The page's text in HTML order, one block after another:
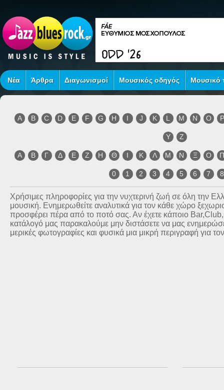
Νέα Άρθρα Διαγωνισμοί Μουσικός οδηγός Μουσικό
A B C D E F G H I J K L M N O P
Y Z
Α Β Γ Δ Ε Ζ Η Θ Ι Κ Λ Μ Ν Ξ Ο
0 1 2 3 4 5 6 7 8
Χρήσιμες πληροφορίες για την νυχτερινή ζωή σε όλη την
μουσική. Ενημερωθείτε αναλυτικά για τον κάθε χώρο
προσφέρει πέρα από το ποτό σας. Αν έχετε κάποιο
κατάλογό μας παρακαλούμε μην διστάσετε να μας
μερικές φωτογραφίες και φυσικά μια μικρή περιγραφή για